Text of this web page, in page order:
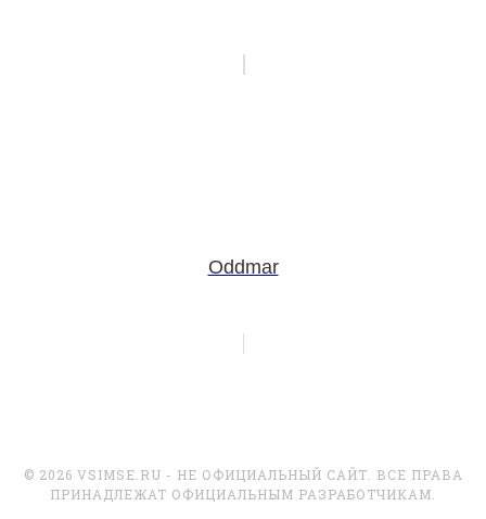
Oddmar
© 2026 VSIMSE.RU - НЕ ОФИЦИАЛЬНЫЙ САЙТ. ВСЕ ПРАВА
ПРИНАДЛЕЖАТ ОФИЦИАЛЬНЫМ РАЗРАБОТЧИКАМ.